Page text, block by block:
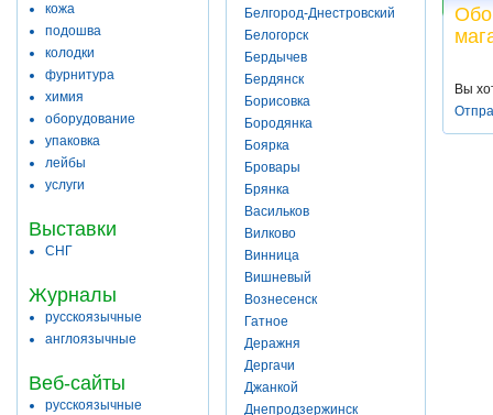
кожа
подошва
колодки
фурнитура
химия
оборудование
упаковка
лейбы
услуги
Выставки
СНГ
Журналы
русскоязычные
англоязычные
Веб-сайты
русскоязычные
Белгород-Днестровский
Белогорск
Бердычев
Бердянск
Борисовка
Бородянка
Боярка
Бровары
Брянка
Васильков
Вилково
Винница
Вишневый
Вознесенск
Гатное
Деражня
Дергачи
Джанкой
Днепродзержинск
Вы